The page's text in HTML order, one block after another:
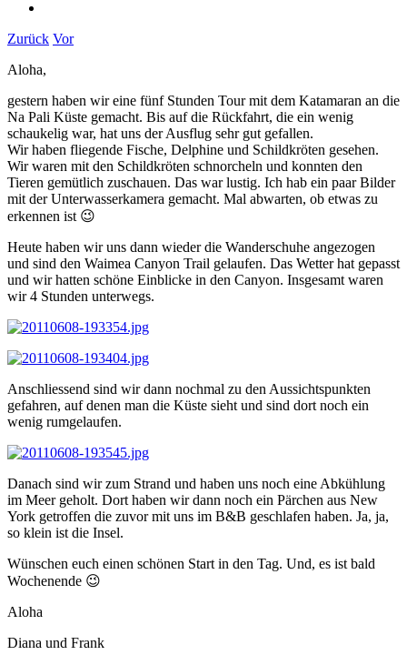
Zurück Vor
Aloha,
gestern haben wir eine fünf Stunden Tour mit dem Katamaran an die
Na Pali Küste gemacht. Bis auf die Rückfahrt, die ein wenig
schaukelig war, hat uns der Ausflug sehr gut gefallen.
Wir haben fliegende Fische, Delphine und Schildkröten gesehen.
Wir waren mit den Schildkröten schnorcheln und konnten den
Tieren gemütlich zuschauen. Das war lustig. Ich hab ein paar Bilder
mit der Unterwasserkamera gemacht. Mal abwarten, ob etwas zu
erkennen ist 😉
Heute haben wir uns dann wieder die Wanderschuhe angezogen
und sind den Waimea Canyon Trail gelaufen. Das Wetter hat gepasst
und wir hatten schöne Einblicke in den Canyon. Insgesamt waren
wir 4 Stunden unterwegs.
Anschliessend sind wir dann nochmal zu den Aussichtspunkten
gefahren, auf denen man die Küste sieht und sind dort noch ein
wenig rumgelaufen.
Danach sind wir zum Strand und haben uns noch eine Abkühlung
im Meer geholt. Dort haben wir dann noch ein Pärchen aus New
York getroffen die zuvor mit uns im B&B geschlafen haben. Ja, ja,
so klein ist die Insel.
Wünschen euch einen schönen Start in den Tag. Und, es ist bald
Wochenende 😉
Aloha
Diana und Frank